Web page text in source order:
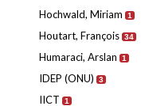
Hochwald, Miriam 1
Houtart, François 34
Humaraci, Arslan 1
IDEP (ONU) 3
IICT 1